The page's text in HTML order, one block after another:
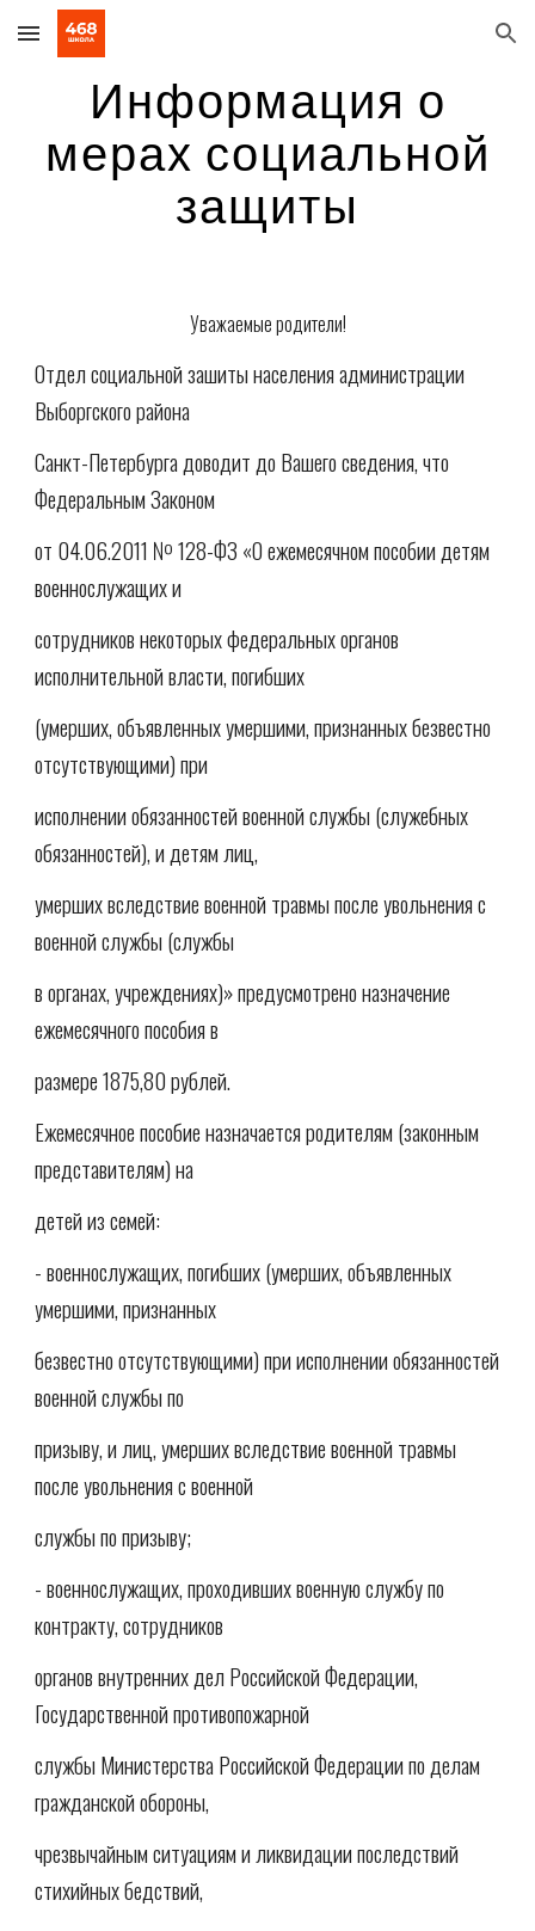
Skip to main content Skip to navigation
Информация о
мерах социальной
защиты
Уважаемые родители!
Отдел социальной зашиты населения администрации
Выборгского района
Санкт-Петербурга доводит до Вашего сведения, что
Федеральным Законом
от 04.06.2011 № 128-ФЗ «О ежемесячном пособии детям
военнослужащих и
сотрудников некоторых федеральных органов
исполнительной власти, погибших
(умерших, объявленных умершими, признанных безвестно
отсутствующими) при
исполнении обязанностей военной службы (служебных
обязанностей), и детям лиц,
умерших вследствие военной травмы после увольнения с
военной службы (службы
в органах, учреждениях)» предусмотрено назначение
ежемесячного пособия в
размере 1875,80 рублей.
Ежемесячное пособие назначается родителям (законным
представителям) на
детей из семей:
- военнослужащих, погибших (умерших, объявленных
умершими, признанных
безвестно отсутствующими) при исполнении обязанностей
военной службы по
призыву, и лиц, умерших вследствие военной травмы
после увольнения с военной
службы по призыву;
- военнослужащих, проходивших военную службу по
контракту, сотрудников
органов внутренних дел Российской Федерации,
Государственной противопожарной
службы Министерства Российской Федерации по делам
гражданской обороны,
чрезвычайным ситуациям и ликвидации последствий
стихийных бедствий,